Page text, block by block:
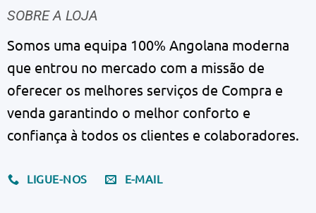
SOBRE A LOJA
Somos uma equipa 100% Angolana moderna
que entrou no mercado com a missão de
oferecer os melhores serviços de Compra e
venda garantindo o melhor conforto e
confiança à todos os clientes e colaboradores.
LIGUE-NOS E-MAIL